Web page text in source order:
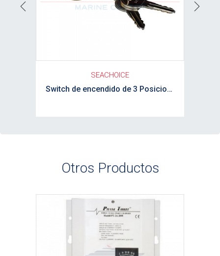
SEACHOICE
Switch de encendido de 3 Posiciones SEACHOICE
Previous Next
Otros Productos
Ver detalle